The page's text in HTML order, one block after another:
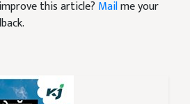
this article? Mailme your